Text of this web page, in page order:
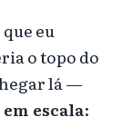
eu
o topo do
lá —
escala: